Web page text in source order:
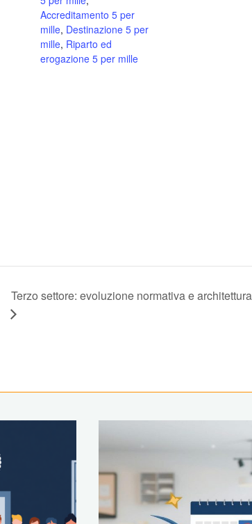
Accreditamento 5 per
mille, Destinazione 5 per
mille, Riparto ed
erogazione 5 per mille
Terzo settore: evoluzione normativa e